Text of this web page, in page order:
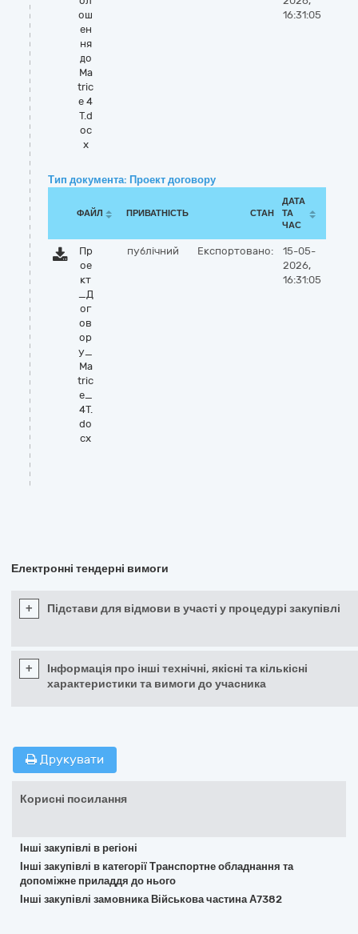
ош
ен
ня
до
Ma
tric
e 4
T.d
oc
x
16:31:05
Тип документа: Проект договору
ФАЙЛ ПРИВАТНІСТЬ СТАН
ДАТА
ТА
ЧАС
Пр
ое
кт
_Д
ог
ов
ор
у_
Ma
tric
e_
4T.
do
cx
публічний Експортовано:
15-05-
2026,
16:31:05
Електронні тендерні вимоги
+ Підстави для відмови в участі у процедурі закупівлі
+
Інформація про інші технічні, якісні та кількісні
характеристики та вимоги до учасника
Друкувати
Корисні посилання
Інші закупівлі в регіоні
Інші закупівлі в категорії Транспортне обладнання та
допоміжне приладдя до нього
Інші закупівлі замовника Військова частина А7382